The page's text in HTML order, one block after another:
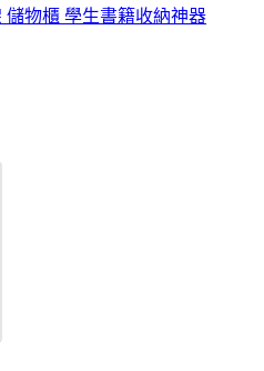
儲物櫃 學生書籍收納神器